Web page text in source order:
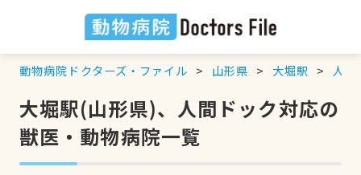
動物病院ドクターズ・ファイル 山形県 大堀駅 人
大堀駅(山形県)、人間ドック対応の
獣医・動物病院一覧